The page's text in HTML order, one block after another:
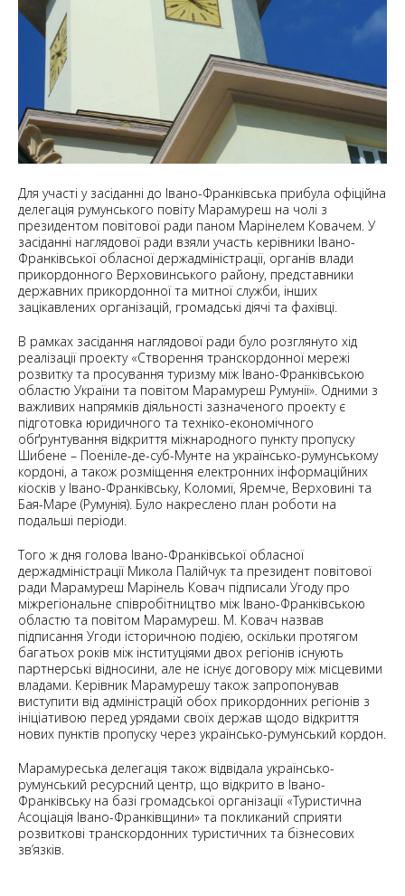
Для участі у засіданні до Івано-Франківська прибула офіційна
делегація румунського повіту Марамуреш на чолі з
президентом повітової ради паном Марінелем Ковачем. У
засіданні наглядової ради взяли участь керівники Івано-
Франківської обласної держадміністрації, органів влади
прикордонного Верховинського району, представники
державних прикордонної та митної служби, інших
зацікавлених організацій, громадські діячі та фахівці.
В рамках засідання наглядової ради було розглянуто хід
реалізації проекту «Створення транскордонної мережі
розвитку та просування туризму між Івано-Франківською
областю України та повітом Марамуреш Румунії». Одними з
важливих напрямків діяльності зазначеного проекту є
підготовка юридичного та техніко-економічного
обґрунтування відкриття міжнародного пункту пропуску
Шибене – Поеніле-де-суб-Мунте на українсько-румунському
кордоні, а також розміщення електронних інформаційних
кіосків у Івано-Франківську, Коломиї, Яремче, Верховині та
Бая-Маре (Румунія). Було накреслено план роботи на
подальші періоди.
Того ж дня голова Івано-Франківської обласної
держадміністрації Микола Палійчук та президент повітової
ради Марамуреш Марінель Ковач підписали Угоду про
міжрегіональне співробітництво між Івано-Франківською
областю та повітом Марамуреш. М. Ковач назвав
підписання Угоди історичною подією, оскільки протягом
багатьох років між інституціями двох регіонів існують
партнерські відносини, але не існує договору між місцевими
владами. Керівник Марамурешу також запропонував
виступити від адміністрацій обох прикордонних регіонів з
ініціативою перед урядами своїх держав щодо відкриття
нових пунктів пропуску через українсько-румунський кордон.
Марамуреська делегація також відвідала українсько-
румунський ресурсний центр, що відкрито в Івано-
Франківську на базі громадської організації «Туристична
Асоціація Івано-Франківщини» та покликаний сприяти
розвиткові транскордонних туристичних та бізнесових
зв’язків.